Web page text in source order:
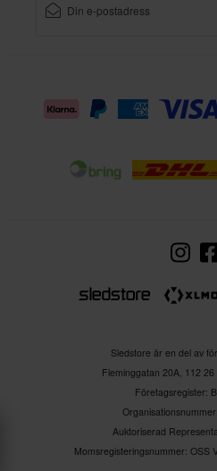
Sledstore är en del av
Fleminggatan 20A, 112
Företagsregister:
Auktoriserad
Momsregisteringsnummer: OSS